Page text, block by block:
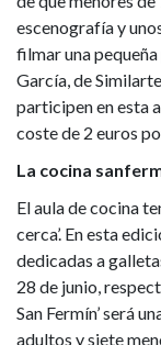
escenografía y
filmar una
García, de
participen en esta
coste de 2 euros
La cocina
El aula de cocina
cerca’. En esta
dedicadas a
28 de junio,
San Fermín’ será
adultos y siete